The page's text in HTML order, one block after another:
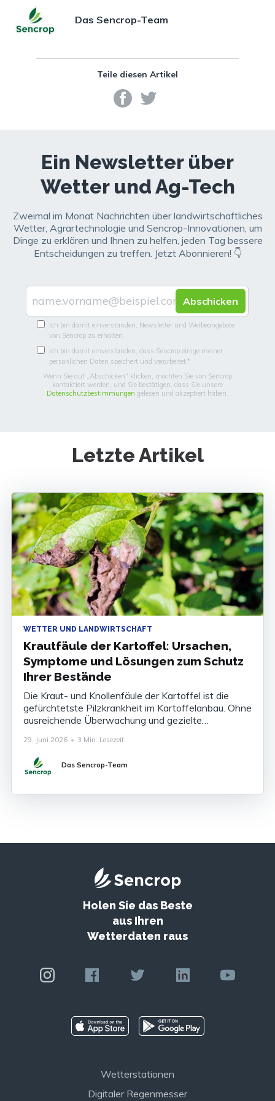
diesem Zeitpunkt noch jung und
wenig entwickelt, weshalb es
einfacher und kostengünstiger ist,
Das Sencrop-Team
Teile diesen Artikel
Ein Newsletter über
Wetter und Ag-Tech
Zweimal im Monat Nachrichten über landwirtschaftliches
Wetter, Agrartechnologie und Sencrop-Innovationen, um
Dinge zu erklären und Ihnen zu helfen, jeden Tag bessere
Entscheidungen zu treffen. Jetzt Abonnieren! 👇
Ich bin damit einverstanden, Newsletter und Werbeangebote
von Sencrop zu erhalten.
Ich bin damit einverstanden, dass Sencrop einige meiner
persönlichen Daten speichert und verarbeitet. *
Wenn Sie auf „Abschicken" klicken, möchten Sie von Sencrop
kontaktiert werden, und Sie bestätigen, dass Sie unsere
Datenschutzbestimmungen gelesen und akzeptiert haben.
Letzte Artikel
WETTER UND LANDWIRTSCHAFT
Krautfäule der Kartoffel: Ursachen,
Symptome und Lösungen zum Schutz
Ihrer Bestände
Die Kraut- und Knollenfäule der Kartoffel ist die
gefürchtetste Pilzkrankheit im Kartoffelanbau. Ohne
ausreichende Überwachung und gezielte
% der Ernte betragen. Die Krankheit zu kennen, ihre
Symptome zu erkennen und ihr Auftreten
rechtzeitig vorherzusagen ist heute unverzichtbar,
29. Juni 2026 • 3 Min. Lesezeit
Das Sencrop-Team
Holen Sie das Beste
aus Ihren
Wetterdaten raus
Wetterstationen
Digitaler Regenmesser